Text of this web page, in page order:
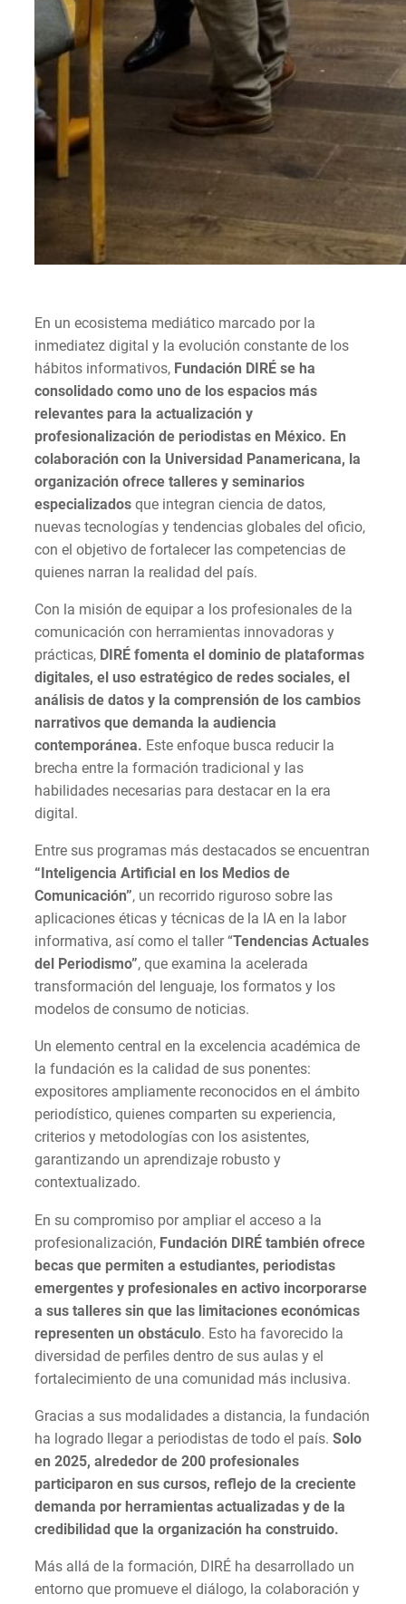
En un ecosistema mediático marcado por la
inmediatez digital y la evolución constante de los
hábitos informativos, Fundación DIRÉ se ha
consolidado como uno de los espacios más
relevantes para la actualización y
profesionalización de periodistas en México. En
colaboración con la Universidad Panamericana, la
organización ofrece talleres y seminarios
especializados que integran ciencia de datos,
nuevas tecnologías y tendencias globales del oficio,
con el objetivo de fortalecer las competencias de
quienes narran la realidad del país.
Con la misión de equipar a los profesionales de la
comunicación con herramientas innovadoras y
prácticas, DIRÉ fomenta el dominio de plataformas
digitales, el uso estratégico de redes sociales, el
análisis de datos y la comprensión de los cambios
narrativos que demanda la audiencia
contemporánea. Este enfoque busca reducir la
brecha entre la formación tradicional y las
habilidades necesarias para destacar en la era
digital.
Entre sus programas más destacados se encuentran
“Inteligencia Artificial en los Medios de
Comunicación”, un recorrido riguroso sobre las
aplicaciones éticas y técnicas de la IA en la labor
informativa, así como el taller “Tendencias Actuales
del Periodismo”, que examina la acelerada
transformación del lenguaje, los formatos y los
modelos de consumo de noticias.
Un elemento central en la excelencia académica de
la fundación es la calidad de sus ponentes:
expositores ampliamente reconocidos en el ámbito
periodístico, quienes comparten su experiencia,
criterios y metodologías con los asistentes,
garantizando un aprendizaje robusto y
contextualizado.
En su compromiso por ampliar el acceso a la
profesionalización, Fundación DIRÉ también ofrece
becas que permiten a estudiantes, periodistas
emergentes y profesionales en activo incorporarse
a sus talleres sin que las limitaciones económicas
representen un obstáculo. Esto ha favorecido la
diversidad de perfiles dentro de sus aulas y el
fortalecimiento de una comunidad más inclusiva.
Gracias a sus modalidades a distancia, la fundación
ha logrado llegar a periodistas de todo el país. Solo
en 2025, alrededor de 200 profesionales
participaron en sus cursos, reflejo de la creciente
demanda por herramientas actualizadas y de la
credibilidad que la organización ha construido.
Más allá de la formación, DIRÉ ha desarrollado un
entorno que promueve el diálogo, la colaboración y